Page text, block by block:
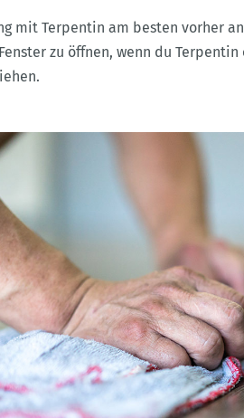
mit Terpentin am besten vorher
zu öffnen, wenn du